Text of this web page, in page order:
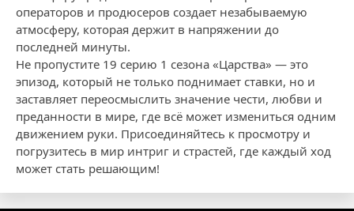
операторов и продюсеров создает незабываемую
атмосферу, которая держит в напряжении до
последней минуты.
Не пропустите 19 серию 1 сезона «Царства» — это
эпизод, который не только поднимает ставки, но и
заставляет переосмыслить значение чести, любви и
преданности в мире, где всё может измениться одним
движением руки. Присоединяйтесь к просмотру и
погрузитесь в мир интриг и страстей, где каждый ход
может стать решающим!